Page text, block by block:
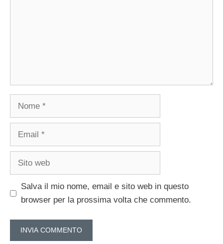
Nome
Email
Sito
Salva il mio nome, email e sito web in questo
browser per la prossima volta che commento.